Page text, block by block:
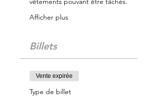
Afficher plus
Billets
Vente expirée
Type de billet